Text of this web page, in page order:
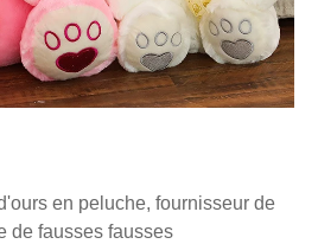
en peluche, fournisseur de
de fausses fausses